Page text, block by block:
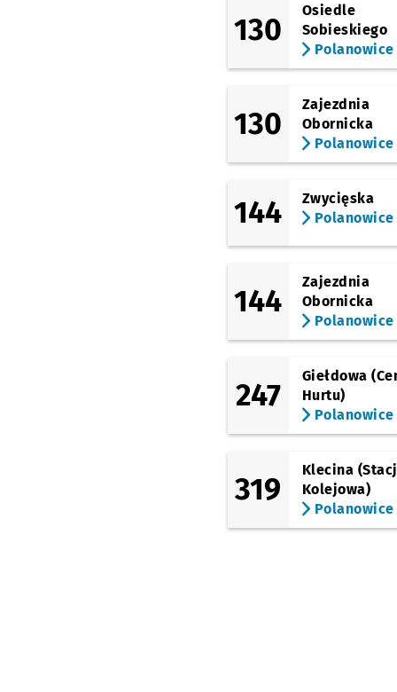
(Kamieńskiego)
Ługowa
(Kamieńskiego)
Starościńska
Krzyżanowice
130
Osiedle
Sobieskiego
Polanowice
130
Zajezdnia
Obornicka
Polanowice
144
Zwycięska
Polanowice
144
Zajezdnia
Obornicka
Polanowice
247
Giełdowa
Hurtu)
Polanowice
319
Klecina
Kolejowa)
Polanowice